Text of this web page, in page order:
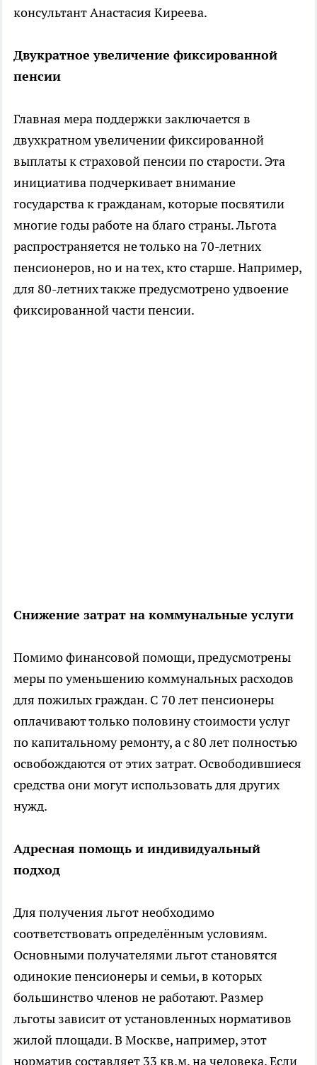
консультант Анастасия Киреева.
Двукратное увеличение фиксированной
пенсии
Главная мера поддержки заключается в
двухкратном увеличении фиксированной
выплаты к страховой пенсии по старости. Эта
инициатива подчеркивает внимание
государства к гражданам, которые посвятили
многие годы работе на благо страны. Льгота
распространяется не только на 70-летних
пенсионеров, но и на тех, кто старше. Например,
для 80-летних также предусмотрено удвоение
фиксированной части пенсии.
Снижение затрат на коммунальные услуги
Помимо финансовой помощи, предусмотрены
меры по уменьшению коммунальных расходов
для пожилых граждан. С 70 лет пенсионеры
оплачивают только половину стоимости услуг
по капитальному ремонту, а с 80 лет полностью
освобождаются от этих затрат. Освободившиеся
средства они могут использовать для других
нужд.
Адресная помощь и индивидуальный
подход
Для получения льгот необходимо
соответствовать определённым условиям.
Основными получателями льгот становятся
одинокие пенсионеры и семьи, в которых
большинство членов не работают. Размер
льготы зависит от установленных нормативов
жилой площади. В Москве, например, этот
норматив составляет 33 кв.м. на человека. Если